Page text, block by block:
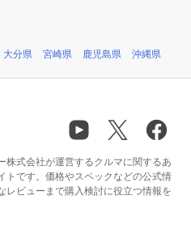
大分県 宮崎県 鹿児島県 沖縄県
式会社が運営するクルマに関するあ
トです。価格やスペックなどの公式情
レビューまで購入検討に役立つ情報を